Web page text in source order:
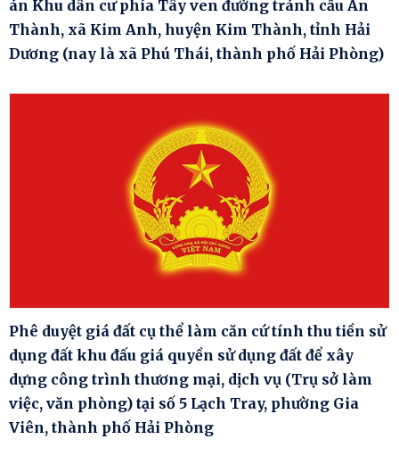
án Khu dân cư phía Tây ven đường tránh cầu An
Thành, xã Kim Anh, huyện Kim Thành, tỉnh Hải
Dương (nay là xã Phú Thái, thành phố Hải Phòng)
Phê duyệt giá đất cụ thể làm căn cứ tính thu tiền sử
dụng đất khu đấu giá quyền sử dụng đất để xây
dựng công trình thương mại, dịch vụ (Trụ sở làm
việc, văn phòng) tại số 5 Lạch Tray, phường Gia
Viên, thành phố Hải Phòng